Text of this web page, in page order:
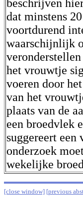
beschrijven
dat minstens
voortdurend
waarschijnlijk
het vrouwtje
voeren door
van het
plaats van de
een broedvlek
suggereert een
onderzoek
wekelijke
[close window] [previous